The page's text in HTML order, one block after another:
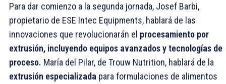
Para dar comienzo a la segunda jornada, Josef Barbi,
propietario de ESE Intec Equipments, hablará de las
innovaciones que revolucionarán el procesamiento por
extrusión, incluyendo equipos avanzados y tecnologías de
proceso. María del Pilar, de Trouw Nutrition, hablará de la
extrusión especializada para formulaciones de alimentos